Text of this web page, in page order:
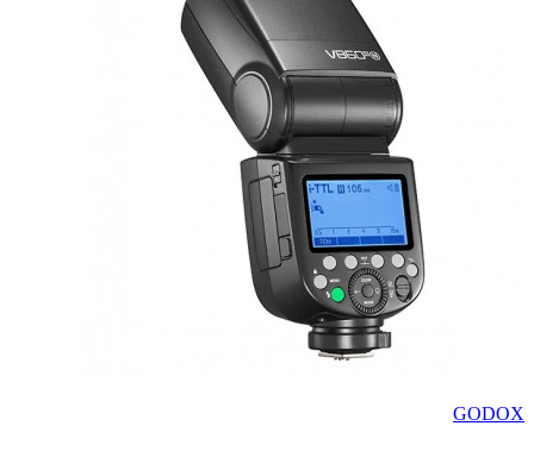
GODOX